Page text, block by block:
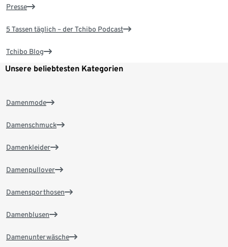
Presse
5 Tassen täglich – der Tchibo Podcast
Tchibo Blog
Unsere beliebtesten Kategorien
Damenmode
Damenschmuck
Damenkleider
Damenpullover
Damensporthosen
Damenblusen
Damenunterwäsche